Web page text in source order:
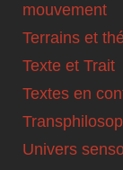
mouvement
Terrains et
Texte et Trait
Textes en
Univers